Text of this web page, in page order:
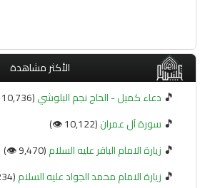
الأكثر مشاهدة
🎵 دعاء كميل - الحاج نجم البلوشي(10,736 👁️)
🎵 سورة آل عمران(10,122 👁️)
🎵 زيارة الامام الباقر عليه السلام(9,470 👁️)
🎵 زيارة الامام محمد الجواد عليه السلام(9,234 👁️)